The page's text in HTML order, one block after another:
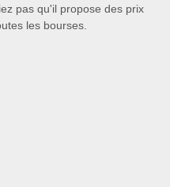
pas qu'il propose des prix
les bourses.